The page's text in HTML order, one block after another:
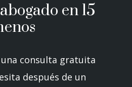
en 15
consulta gratuita
después de un